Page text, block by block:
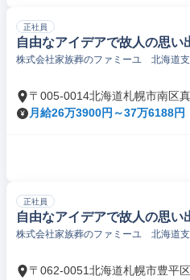
正社員
自由なアイデアで故人の思い
株式会社家族葬のファミーユ 北海道
〒005-0014北海道札幌市南区
月給26万3900円～37万6188円
正社員
自由なアイデアで故人の思い
株式会社家族葬のファミーユ 北海道
〒062-0051北海道札幌市豊平